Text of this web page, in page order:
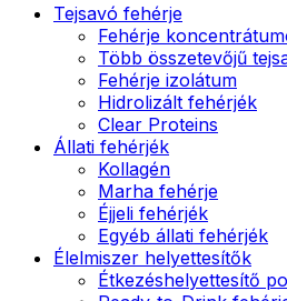
Tejsavó fehérje
Fehérje
Több összetevőjű
Fehérje izolátum
Hidrolizált fehérjék
Clear Proteins
Állati fehérjék
Kollagén
Marha fehérje
Éjjeli fehérjék
Egyéb állati fehérjék
Élelmiszer helyettesítők
Étkezéshelyettesítő